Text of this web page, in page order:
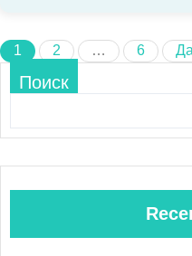
Пагинация
записей
1 2 … 6
Поиск